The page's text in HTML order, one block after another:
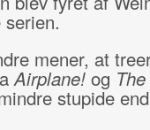
serien.
mener, at
Airplane! og
stupide